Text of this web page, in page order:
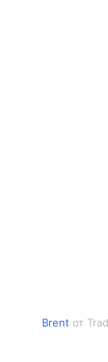
Brent от